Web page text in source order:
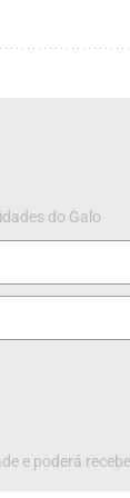
do Galo
e poderá